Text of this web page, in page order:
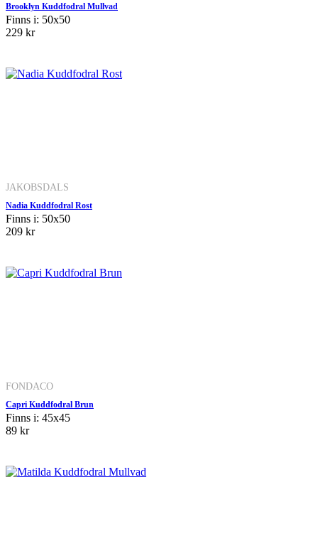
Brooklyn Kuddfodral Mullvad
Finns i: 50x50
229 kr
JAKOBSDALS
Nadia Kuddfodral Rost
Finns i: 50x50
209 kr
FONDACO
Capri Kuddfodral Brun
Finns i: 45x45
89 kr